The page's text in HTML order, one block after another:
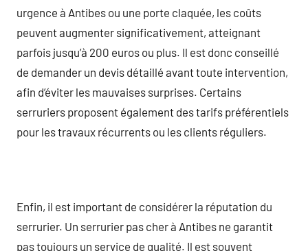
urgence à Antibes ou une porte claquée, les coûts
peuvent augmenter significativement, atteignant
parfois jusqu’à 200 euros ou plus. Il est donc conseillé
de demander un devis détaillé avant toute intervention,
afin d’éviter les mauvaises surprises. Certains
serruriers proposent également des tarifs préférentiels
pour les travaux récurrents ou les clients réguliers.
Enfin, il est important de considérer la réputation du
serrurier. Un serrurier pas cher à Antibes ne garantit
pas toujours un service de qualité. Il est souvent